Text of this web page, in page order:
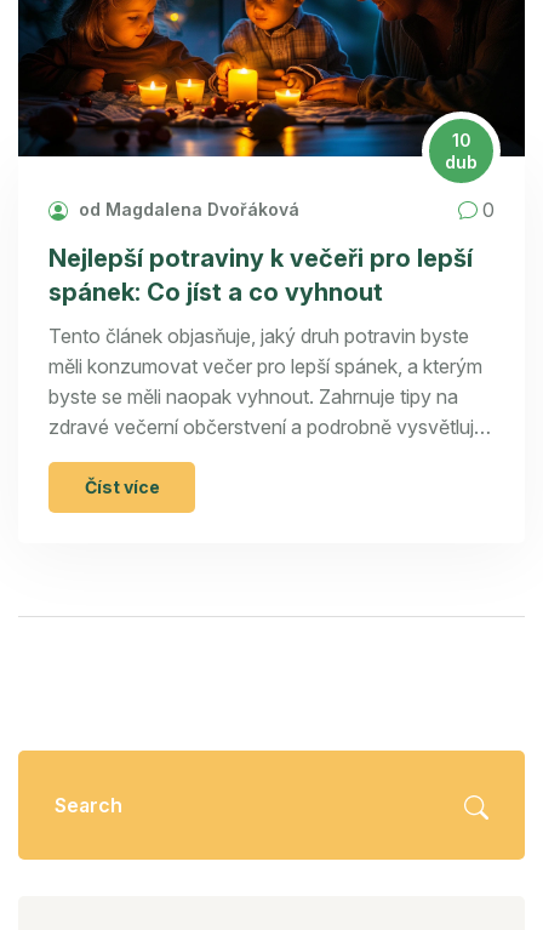
10
dub
od Magdalena Dvořáková 0
Nejlepší potraviny k večeři pro lepší
spánek: Co jíst a co vyhnout
Tento článek objasňuje, jaký druh potravin byste
měli konzumovat večer pro lepší spánek, a kterým
byste se měli naopak vyhnout. Zahrnuje tipy na
zdravé večerní občerstvení a podrobně vysvětluje,
jak různé potraviny ovlivňují váš spánek. Přináší
praktické rady pro výběr správné večeře, která
podporuje kvalitní odpočinek, a nabízí konkrétní
Číst více